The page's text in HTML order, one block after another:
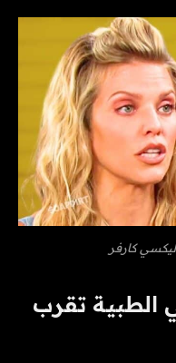
كارفر
الطبية تقرب